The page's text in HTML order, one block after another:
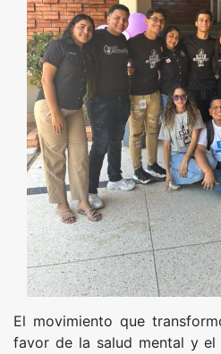
El movimiento que
favor de la salud mental y